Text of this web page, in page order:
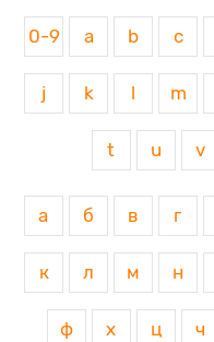
0-9 a b c
j k m
t u v
а б в г
к л м н
ф х ц ч